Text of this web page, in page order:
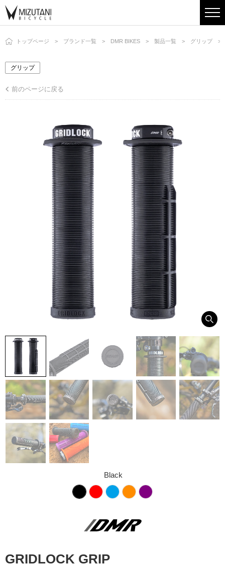
トップページ ブランド一覧 DMR BIKES 製品一覧 グリップ
グリップ
前のページに戻る
GRIDLOCK GRIP
Black